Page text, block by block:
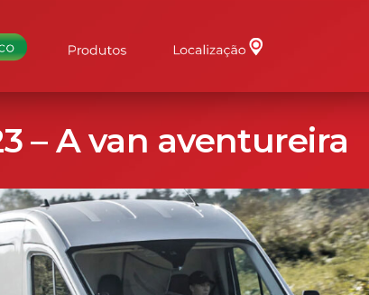
– A van aventureira